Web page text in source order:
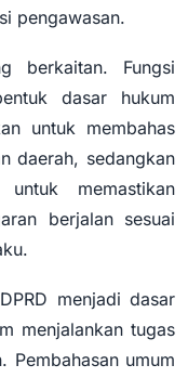
pengawasan.
berkaitan. Fungsi
dasar hukum
untuk membahas
daerah, sedangkan
memastikan
berjalan sesuai
menjadi dasar
menjalankan tugas
Pembahasan umum